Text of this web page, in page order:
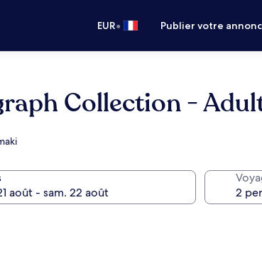
EUR• Publier votre
Collection -